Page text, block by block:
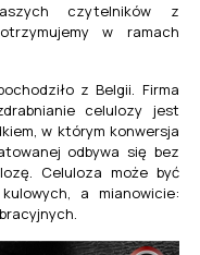
czytelników z
w ramach
z Belgii. Firma
celulozy jest
w którym konwersja
odbywa się bez
Celuloza może być
a mianowicie: